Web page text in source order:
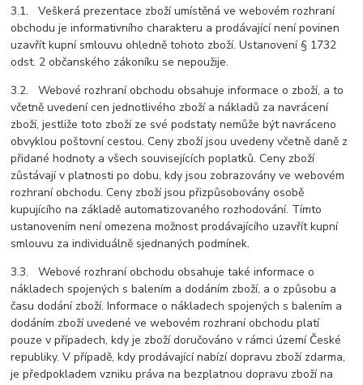
3.1. Veškerá prezentace zboží umístěná ve webovém rozhraní
obchodu je informativního charakteru a prodávající není povinen
uzavřít kupní smlouvu ohledně tohoto zboží. Ustanovení § 1732
odst. 2 občanského zákoníku se nepoužije.
3.2. Webové rozhraní obchodu obsahuje informace o zboží, a to
včetně uvedení cen jednotlivého zboží a nákladů za navrácení
zboží, jestliže toto zboží ze své podstaty nemůže být navráceno
obvyklou poštovní cestou. Ceny zboží jsou uvedeny včetně daně z
přidané hodnoty a všech souvisejících poplatků. Ceny zboží
zůstávají v platnosti po dobu, kdy jsou zobrazovány ve webovém
rozhraní obchodu. Ceny zboží jsou přizpůsobovány osobě
kupujícího na základě automatizovaného rozhodování. Tímto
ustanovením není omezena možnost prodávajícího uzavřít kupní
smlouvu za individuálně sjednaných podmínek.
3.3. Webové rozhraní obchodu obsahuje také informace o
nákladech spojených s balením a dodáním zboží, a o způsobu a
času dodání zboží. Informace o nákladech spojených s balením a
dodáním zboží uvedené ve webovém rozhraní obchodu platí
pouze v případech, kdy je zboží doručováno v rámci území České
republiky. V případě, kdy prodávající nabízí dopravu zboží zdarma,
je předpokladem vzniku práva na bezplatnou dopravu zboží na